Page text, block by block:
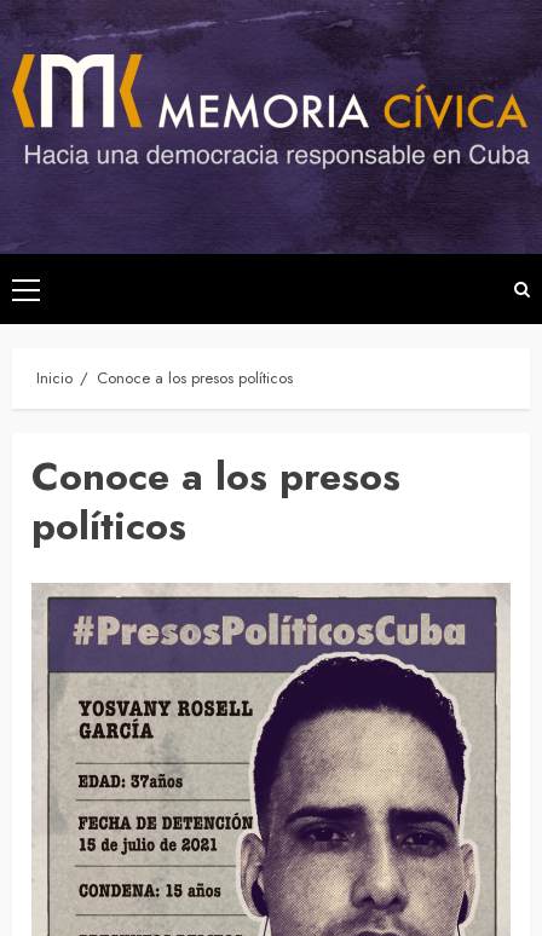
Saltar
al
contenido
Menú
principal
Inicio Conoce a los presos políticos
Conoce a los presos
políticos